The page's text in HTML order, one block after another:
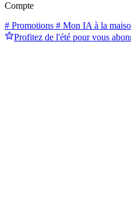
Compte
# Promotions # Mon IA à la
Profitez de l'été pour vous